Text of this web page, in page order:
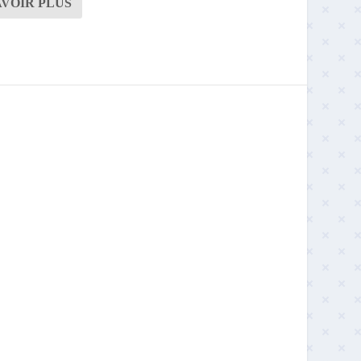
PLUS